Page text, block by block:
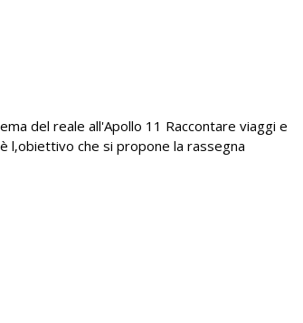
del reale all'Apollo 11 Raccontare viaggi e
l‚obiettivo che si propone la rassegna